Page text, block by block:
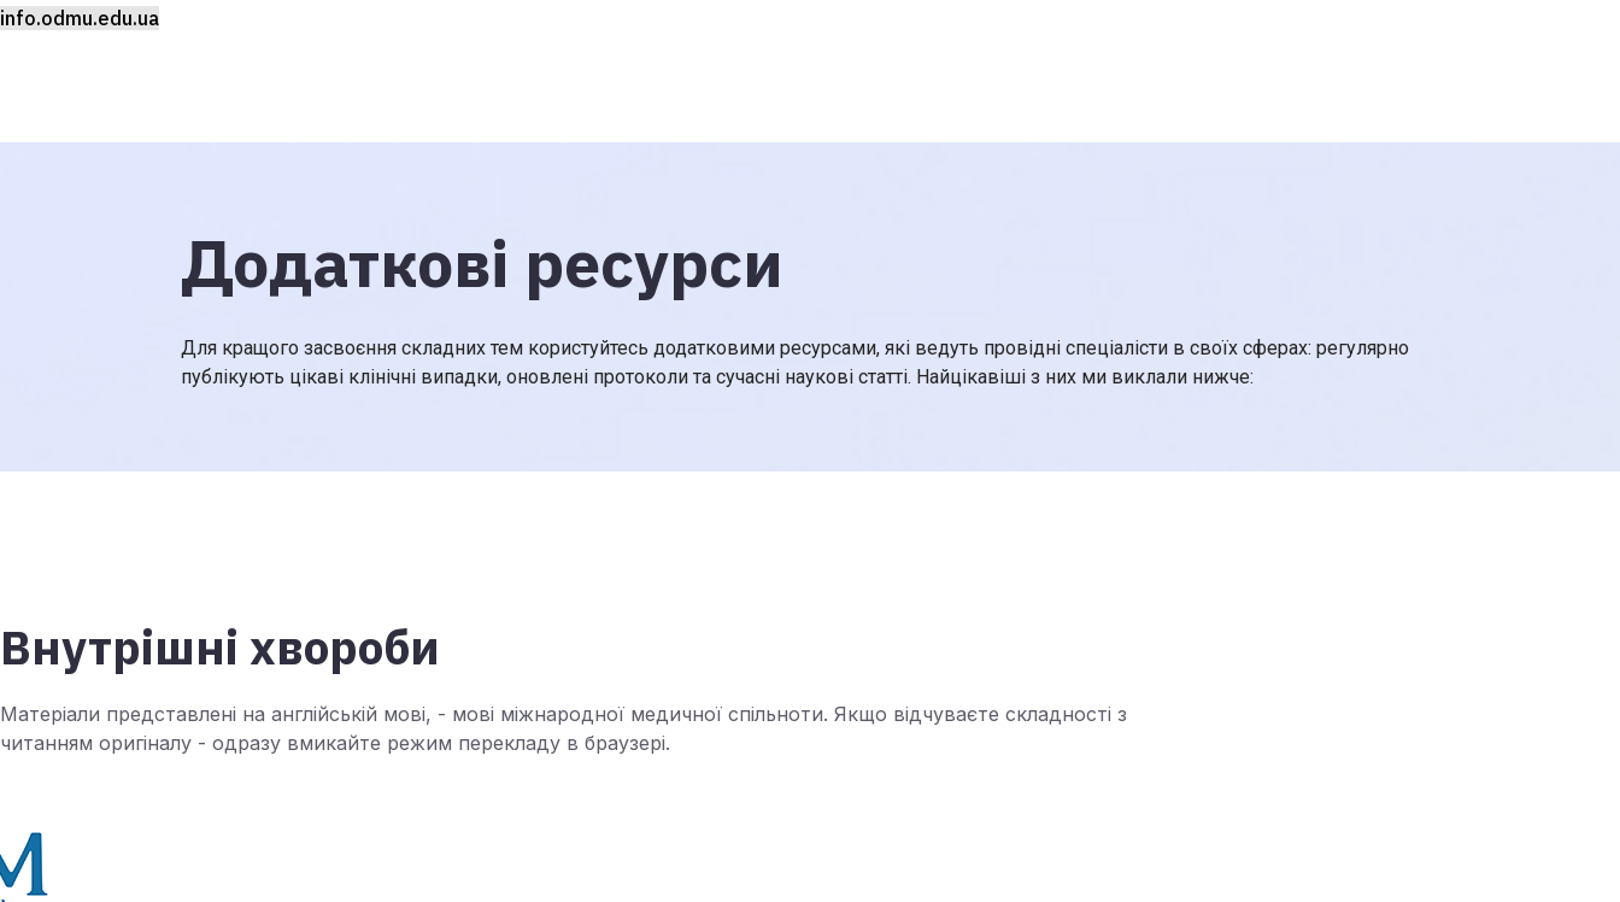
info.odmu.edu.ua
Додаткові ресурси
Для кращого засвоєння складних тем користуйтесь додатковими ресурсами, які ведуть провідні спеціалісти в своїх сферах: регулярно
публікують цікаві клінічні випадки, оновлені протоколи та сучасні наукові статті. Найцікавіші з них ми виклали нижче:
Внутрішні хвороби
Матеріали представлені на англійській мові, - мові міжнародної медичної спільноти. Якщо відчуваєте складності з
читанням оригіналу - одразу вмикайте режим перекладу в браузері.